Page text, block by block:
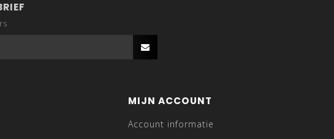
MIJN ACCOUNT
Account informatie